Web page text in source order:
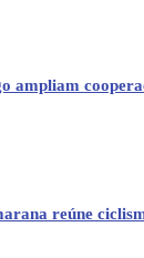
ampliam
reúne